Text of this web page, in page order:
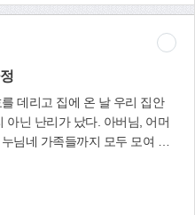
제와 복지라는 두 마리 토끼를
자(莊子)가 했던 유명한 말 한
습니다.소지불급대지 소년불급
小年不及大年)이 말은 ‘작은 지
헤아릴 수 없고, 짧은 삶을 가지
아온 경륜을 헤아릴 수 없다’라
자는 만물제동(萬物齊同)을 주
의 도서관을 설치했다. 자유열람
등을 갖춘 이 도서관은 아동도서
천여 권의 도서를 보유하고 있으
권으로 늘일 계획이다.평일은
8시까지, 주말은 오전 9시부터
열며, 매월 둘째·넷째 일요일
한다. 지역 주민 누구나 무료로
아닌 난리가 났다. 아버님, 어머
님네 가족들까지 모두 모여 얼